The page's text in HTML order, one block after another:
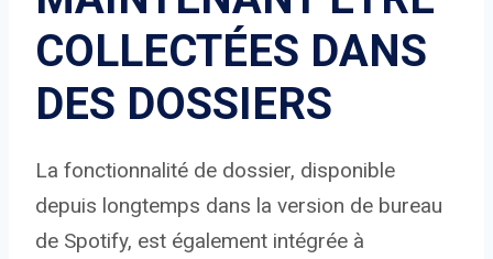
COLLECTÉES DANS
DES DOSSIERS
La fonctionnalité de dossier, disponible
depuis longtemps dans la version de bureau
de Spotify, est également intégrée à